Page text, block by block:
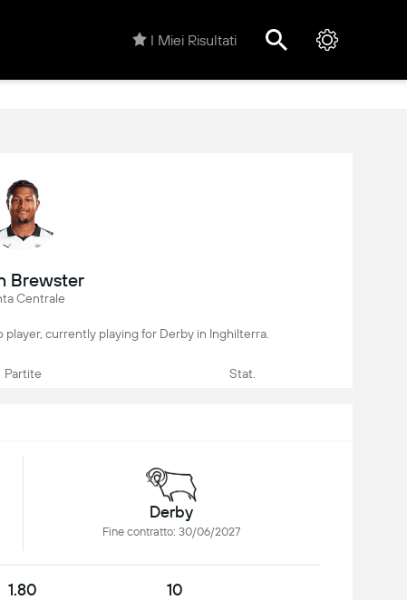
I Miei Risultati
Brewster
Centrale
player, currently playing for Derby in Inghilterra.
Partite Stat.
Derby
Fine contratto: 30/06/2027
1.80 10